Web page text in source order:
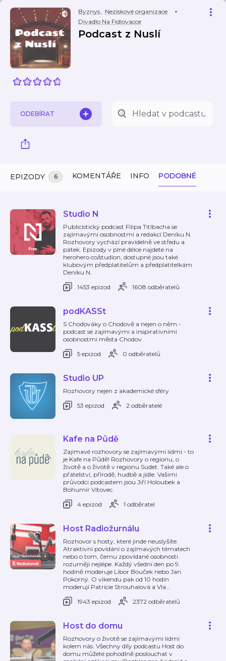
Byznys, Neziskové organizace
Divadlo Na Fidlovacce
Podcast z Nuslí
ODEBÍRAT
EPIZODY 6 KOMENTÁŘE INFO PODOBNÉ
Studio N
Publicistický podcast Filipa Titlbacha se
zajímavými osobnostmi a redakcí Deníku N.
Rozhovory vychází pravidelně ve středu a
pátek. Epizody v plné délce najdete na
herohero.co/studion, dostupné jsou také
klubovým předplatitelům a předplatitelkám
Deníku N.
1453 epizod
1608 odběratelů
podKASSt
S Chodováky o Chodově a nejen o něm -
podcast se zajímavými a inspirativními
osobnostmi města Chodov
5 epizod
0 odběratelů
Studio UP
Rozhovory nejen z akademické sféry
53 epizod
2 odběratelé
Kafe na Půdě
Zajímavé rozhovory se zajímavými lidmi - to
je Kafe na Půdě! Rozhovory o regionu, o
životě a o životě v regionu Sudet. Také ale o
přátelství, přírodě, hudbě a jídle. Vašimi
průvodci podcastem jsou Jiří Holoubek a
Bohumír Vítovec.
4 epizod
1 odběratel
Host Radiožurnálu
Rozhovor s hosty, které jinde neuslyšíte.
Atraktivní povídání o zajímavých tématech
nebo o tom, čemu zpovídané osobnosti
rozumějí nejlépe. Každý všední den po 9.
hodině moderuje Libor Bouček nebo Jan
Pokorný. O víkendu pak od 10 hodin
moderují Patricie Strouhalová a Vla…
1943 epizod
2372 odběratelů
Host do domu
Rozhovory o životě se zajímavými lidmi
kolem nás. Všechny díly podcastu Host do
domu můžete pohodlně poslouchat v